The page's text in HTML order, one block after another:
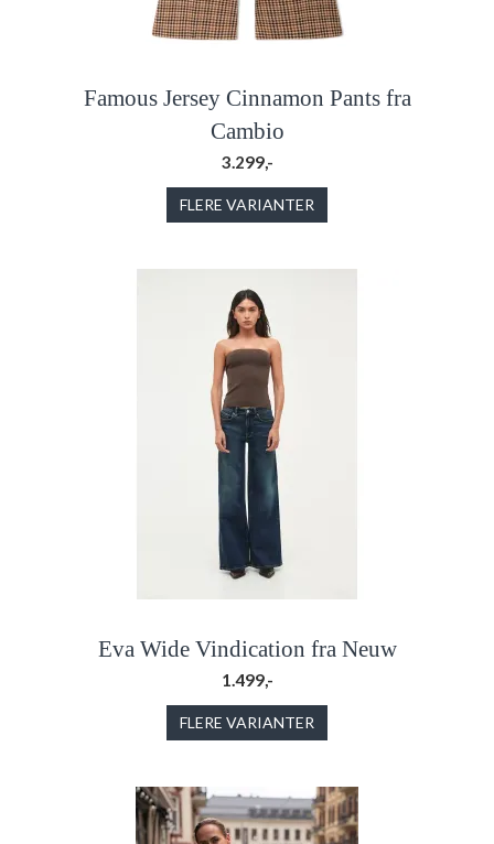
Famous Jersey Cinnamon Pants fra
Cambio
3.299,-
FLERE VARIANTER
Eva Wide Vindication fra Neuw
1.499,-
FLERE VARIANTER